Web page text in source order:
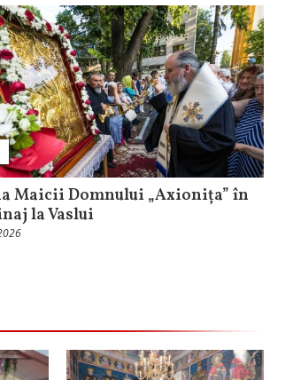
Maicii Domnului „Axionița” în
la Vaslui